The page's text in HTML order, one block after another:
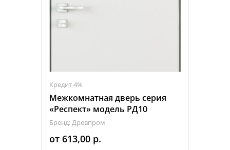
Кредит 4%
Межкомнатная дверь серия
«Респект» модель РД10
Бренд: Древпром
от 613,00 р.